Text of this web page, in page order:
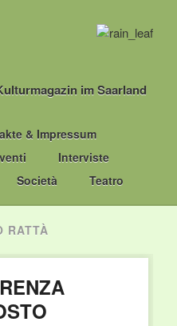
im Saarland
& Impressum
Interviste
Società Teatro
RATTÀ